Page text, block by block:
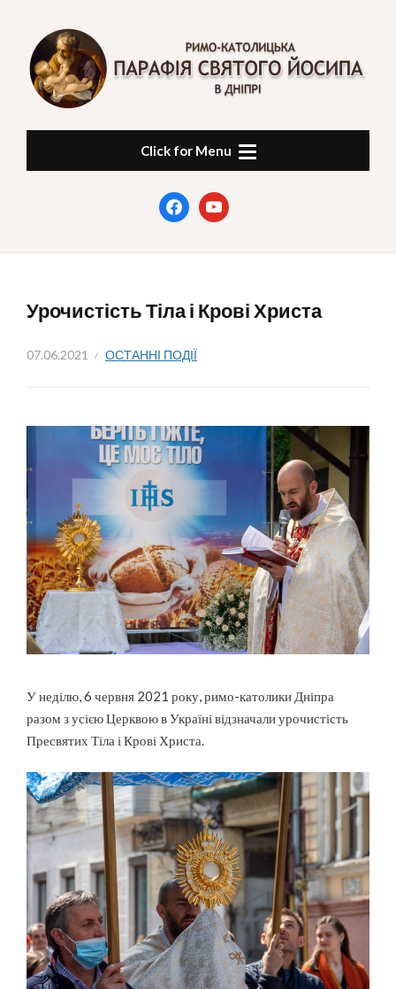
content
ПАРАФІЯ СВЯТОГО
ЙОСИПА
Click for Menu
facebookyoutube
Урочистість Тіла і Крові Христа
07.06.2021 ОСТАННІ ПОДІЇ
У неділю, 6 червня 2021 року, римо-католики Дніпра
разом з усією Церквою в Україні відзначали урочистість
Пресвятих Тіла і Крові Христа.